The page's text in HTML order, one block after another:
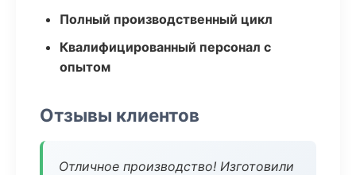
Полный производственный цикл
Квалифицированный персонал с
опытом
Отзывы клиентов
Отличное производство! Изготовили